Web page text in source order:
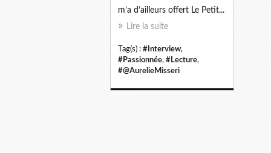
m’a d’ailleurs offert Le Petit...
Lire la suite
Tag(s) : #Interview,
#Passionnée, #Lecture,
#@AurelieMisseri